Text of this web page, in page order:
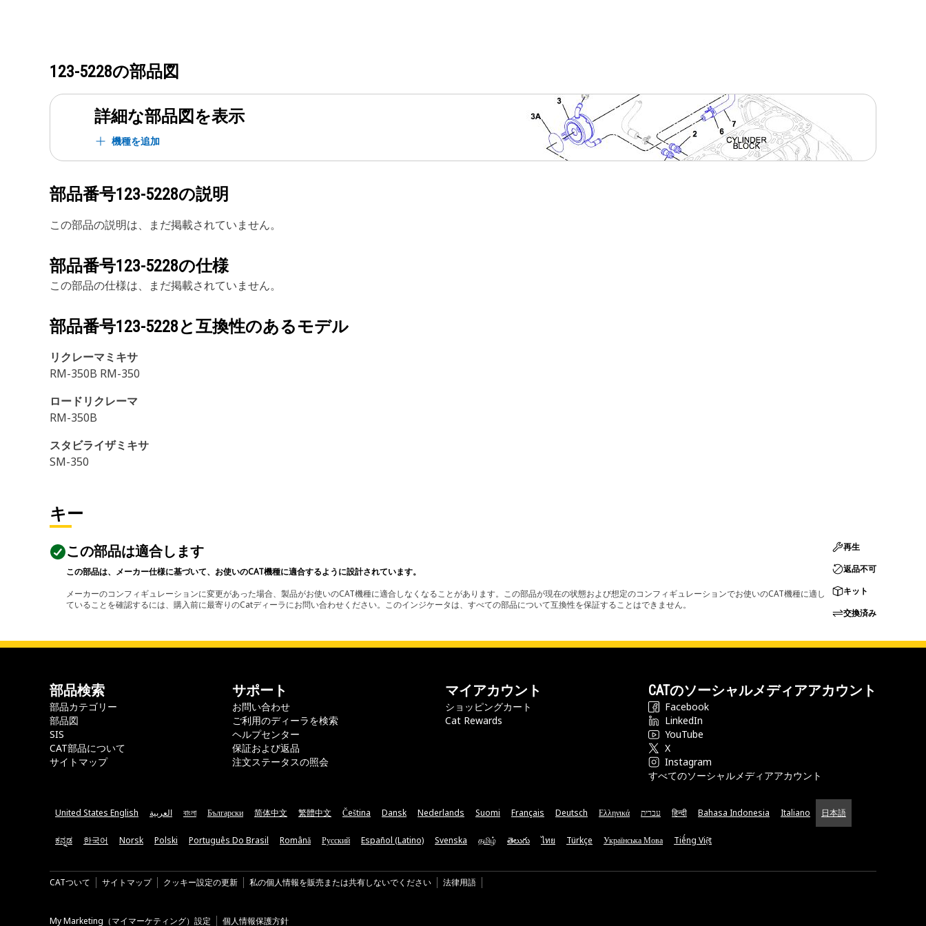
123-5228の部品図
詳細な部品図を表示
機種を追加
部品番号123-5228の説明
この部品の説明は、まだ掲載されていません。
部品番号123-5228の仕様
この部品の仕様は、まだ掲載されていません。
部品番号123-5228と互換性のあるモデル
リクレーマミキサ
RM-350B RM-350
ロードリクレーマ
RM-350B
スタビライザミキサ
SM-350
キー
この部品は適合します
この部品は、メーカー仕様に基づいて、お使いのCAT機種に適合するように設計されています。
メーカーのコンフィギュレーションに変更があった場合、製品がお使いのCAT機種に適合しなくなることがあります。この部品が現在の状態および想定のコンフィギュレーションでお使いのCAT機種に適し
ていることを確認するには、購入前に最寄りのCatディーラにお問い合わせください。このインジケータは、すべての部品について互換性を保証することはできません。
再生
返品不可
キット
交換済み
部品検索
部品カテゴリー
部品図
SIS
CAT部品について
サイトマップ
サポート
お問い合わせ
ご利用のディーラを検索
ヘルプセンター
保証および返品
注文ステータスの照会
マイアカウント
ショッピングカート
Cat Rewards
CATのソーシャルメディアアカウント
Facebook
LinkedIn
YouTube
X
Instagram
すべてのソーシャルメディアアカウント
United States English العربية বাংলা Български 简体中文 繁體中文 Čeština Dansk Nederlands Suomi Français Deutsch Ελληνικά עברית हिन्दी Bahasa Indonesia Italiano 日本語
ಕನ್ನಡ 한국어 Norsk Polski Português Do Brasil Română Русский Español (Latino) Svenska தமிழ் తెలుగు ไทย Türkçe Українська Мова Tiếng Việt
CATついて サイトマップ クッキー設定の更新 私の個人情報を販売または共有しないでください 法律用語
My Marketing（マイマーケティング）設定 個人情報保護方針